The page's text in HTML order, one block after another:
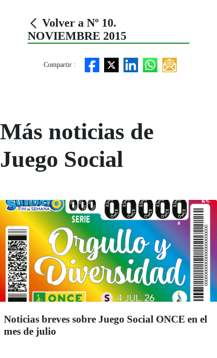
Volver a Nº 10.
NOVIEMBRE 2015
Compartir :
Más noticias de
Juego Social
Noticias breves sobre Juego Social ONCE en el
mes de julio